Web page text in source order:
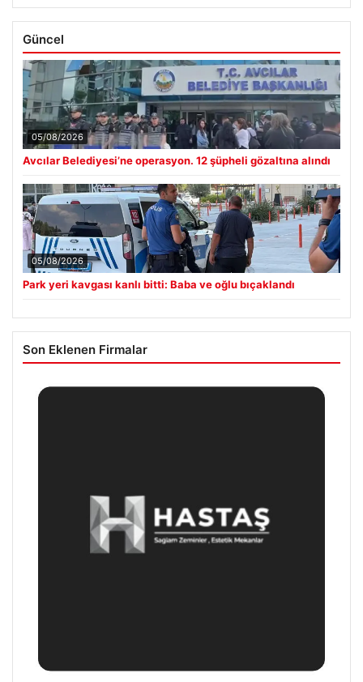
Güncel
05/08/2026
Avcılar Belediyesi’ne operasyon. 12 şüpheli gözaltına alındı
05/08/2026
Park yeri kavgası kanlı bitti: Baba ve oğlu bıçaklandı
Son Eklenen Firmalar